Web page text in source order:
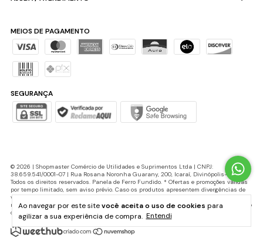
Ao navegar por este sitevocê aceita o uso de cookies para
agilizar a sua experiência de compra. Entendi
MEIOS DE PAGAMENTO
SEGURANÇA
© 2026 | Shopmaster Comércio de Utilidades e Suprimentos Ltda | CNPJ:
38.659.541/0001-07 | Rua Rosana Noronha Guarany, 200, Icaraí, Divinópolis-MG |
Todos os direitos reservados. Panela de Ferro Fundido. * Ofertas e promoções válidas
por tempo limitado, sem aviso prévio. Caso os produtos apresentem divergências de
valores, o preço válido é o do carrinho de compras. Cupons de desconto possuem
número máximo de utilização e podem ser encerrados a qualquer momento, de acordo
com sua disponibilidade e sem aviso prévio.